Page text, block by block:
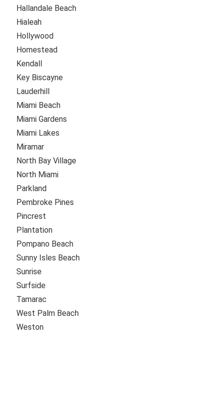
Hallandale Beach
Hialeah
Hollywood
Homestead
Kendall
Key Biscayne
Lauderhill
Miami Beach
Miami Gardens
Miami Lakes
Miramar
North Bay Village
North Miami
Parkland
Pembroke Pines
Pincrest
Plantation
Pompano Beach
Sunny Isles Beach
Sunrise
Surfside
Tamarac
West Palm Beach
Weston